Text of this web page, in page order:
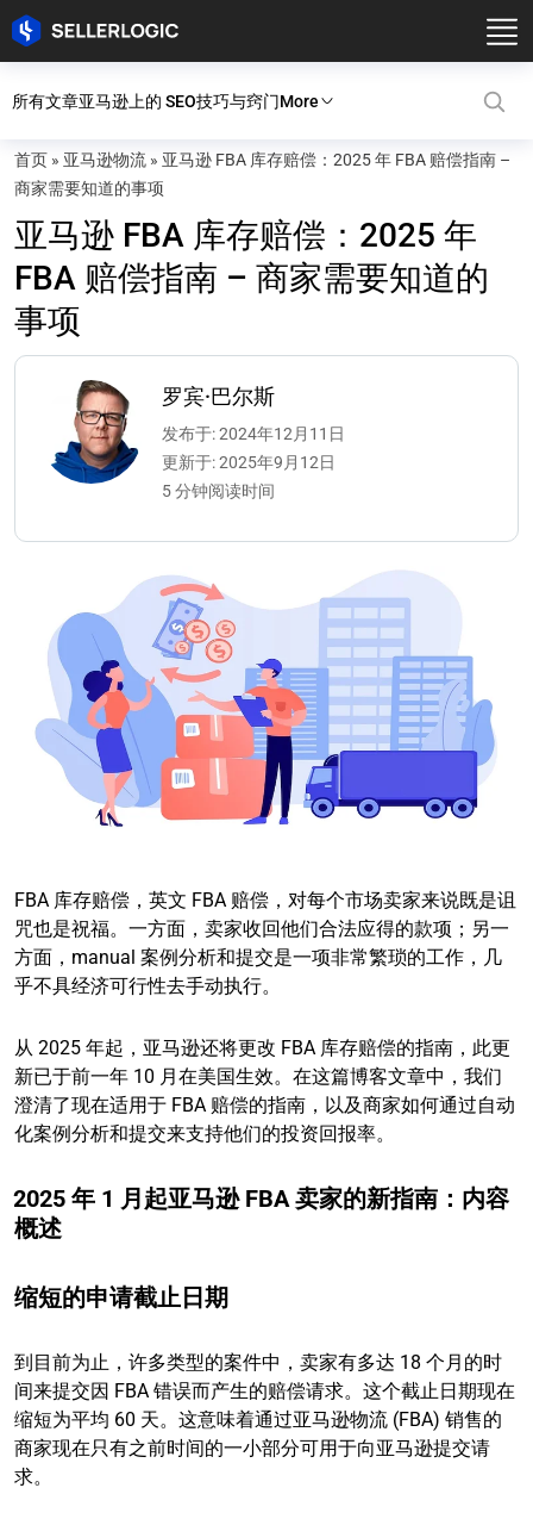
所有文章亚马逊上的 SEO技巧与窍门More
首页 » 亚马逊物流 » 亚马逊 FBA 库存赔偿：2025 年 FBA 赔偿指南 –
商家需要知道的事项
亚马逊 FBA 库存赔偿：2025 年
FBA 赔偿指南 – 商家需要知道的
事项
罗宾·巴尔斯
发布于: 2024年12月11日
更新于: 2025年9月12日
5 分钟阅读时间
FBA 库存赔偿，英文 FBA 赔偿，对每个市场卖家来说既是诅
咒也是祝福。一方面，卖家收回他们合法应得的款项；另一
方面，manual 案例分析和提交是一项非常繁琐的工作，几
乎不具经济可行性去手动执行。
从 2025 年起，亚马逊还将更改 FBA 库存赔偿的指南，此更
新已于前一年 10 月在美国生效。在这篇博客文章中，我们
澄清了现在适用于 FBA 赔偿的指南，以及商家如何通过自动
化案例分析和提交来支持他们的投资回报率。
2025 年 1 月起亚马逊 FBA 卖家的新指南：内容
概述
缩短的申请截止日期
到目前为止，许多类型的案件中，卖家有多达 18 个月的时
间来提交因 FBA 错误而产生的赔偿请求。这个截止日期现在
缩短为平均 60 天。这意味着通过亚马逊物流 (FBA) 销售的
商家现在只有之前时间的一小部分可用于向亚马逊提交请
求。